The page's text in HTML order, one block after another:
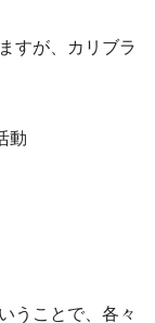
すが、カリブラ
動
うことで、各々